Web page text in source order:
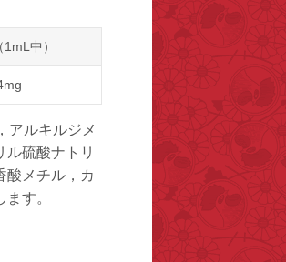
中）
アルキルジメ
ル硫酸ナトリ
酸メチル，カ
す。